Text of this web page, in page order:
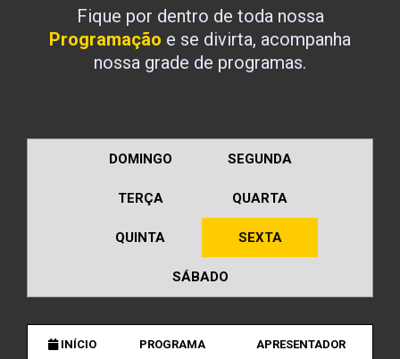
Fique por dentro de toda nossa
Programação e se divirta, acompanha
nossa grade de programas.
DOMINGO SEGUNDA
TERÇA QUARTA
QUINTA SEXTA
SÁBADO
INÍCIO PROGRAMA APRESENTADOR